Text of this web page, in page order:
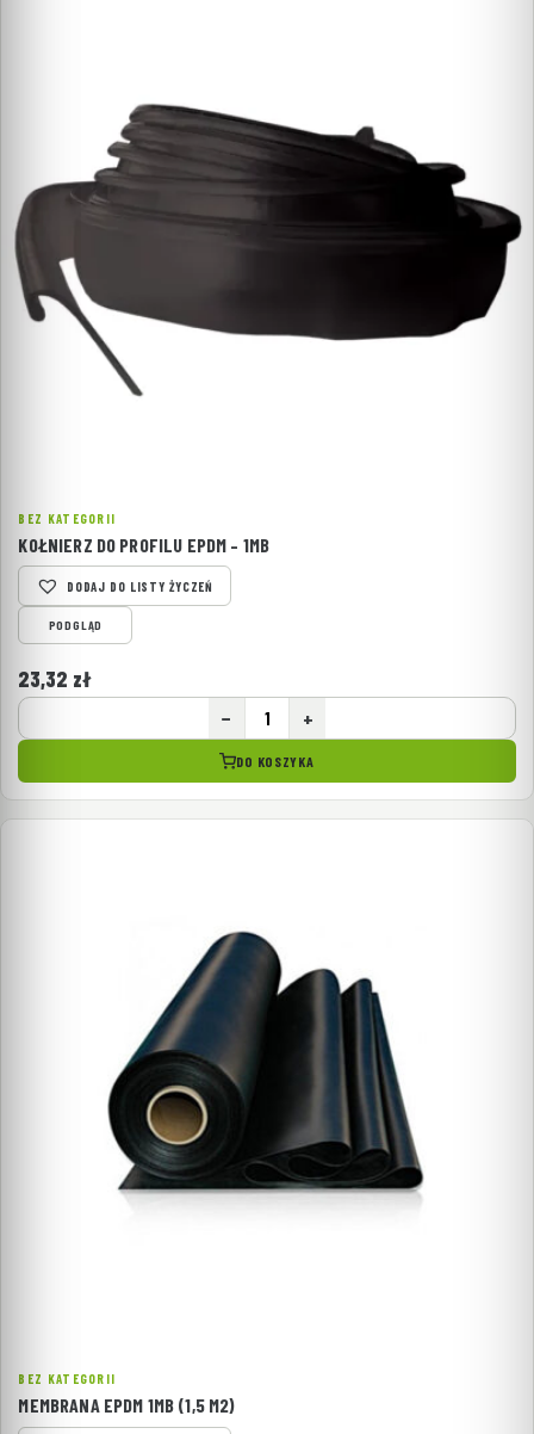
BEZ KATEGORII
KOŁNIERZ DO PROFILU EPDM – 1MB
DODAJ DO LISTY ŻYCZEŃ
PODGLĄD
23,32 zł
− +
DO KOSZYKA
BEZ KATEGORII
MEMBRANA EPDM 1MB (1,5 M2)